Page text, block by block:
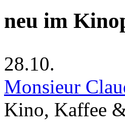
neu im
28.10.
Monsieur
Kino, Kaffee